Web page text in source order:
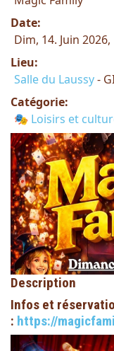
Date:
Dim, 14. Juin 2026,
Lieu:
Salle du Laussy-
Catégorie:
🎭 Loisirs et
Description
Infos et
: https://